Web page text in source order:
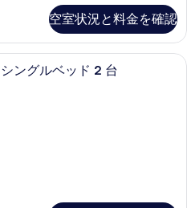
空室状況と料金を確認
羽毛の掛け布団、ミニバー、セーフ
ングルベッド 2 台